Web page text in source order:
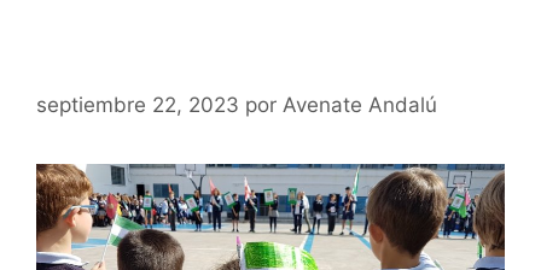
septiembre 22, 2023 por Avenate Andalú